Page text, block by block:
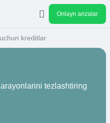
Onlayn arizalar
kreditlar
tezlashtiring